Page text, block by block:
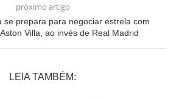
próximo artigo
se prepara para negociar estrela com
Villa, ao invés de Real Madrid
LEIA TAMBÉM: